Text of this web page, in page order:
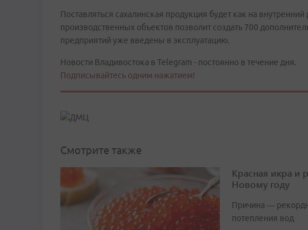
Поставляться сахалинская продукция будет как на
производственных объектов позволит создать 700
предприятий уже введены в эксплуатацию.
Новости Владивостока в Telegram - постоянно в течение дня.
Подписывайтесь одним нажатием!
Смотрите также
Красная икра и
Новому году
Причина —
потепления вод